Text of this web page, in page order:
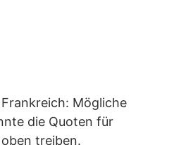
Mögliche
die Quoten für
treiben.